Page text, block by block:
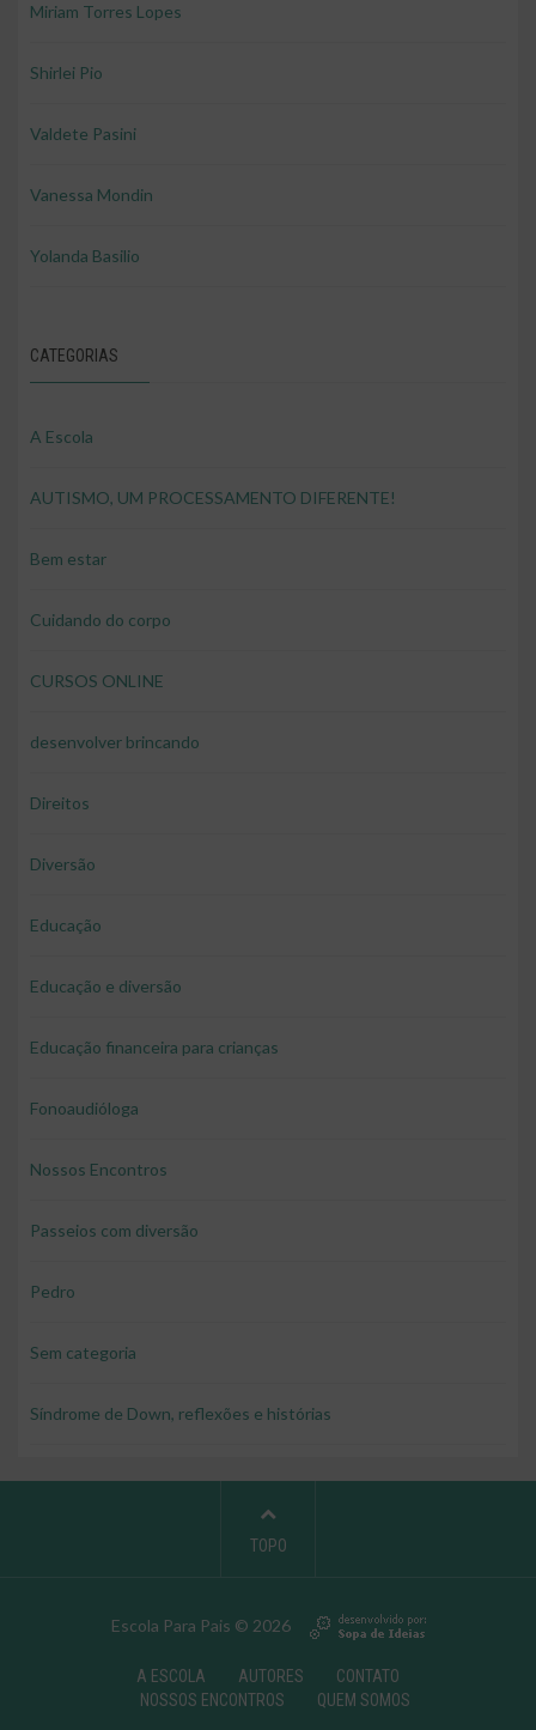
Miriam Torres Lopes
Shirlei Pio
Valdete Pasini
Vanessa Mondin
Yolanda Basilio
CATEGORIAS
A Escola
AUTISMO, UM PROCESSAMENTO DIFERENTE!
Bem estar
Cuidando do corpo
CURSOS ONLINE
desenvolver brincando
Direitos
Diversão
Educação
Educação e diversão
Educação financeira para crianças
Fonoaudióloga
Nossos Encontros
Passeios com diversão
Pedro
Sem categoria
Síndrome de Down, reflexões e histórias
Escola Para Pais © 2026
A ESCOLA AUTORES
CONTATO
NOSSOS ENCONTROS
QUEM SOMOS
TOPO